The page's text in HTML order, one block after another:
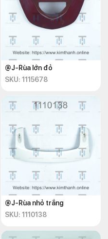
@J-Rùa lớn đỏ
SKU: 1115678
@J-Rùa nhỏ trắng
SKU: 1110138